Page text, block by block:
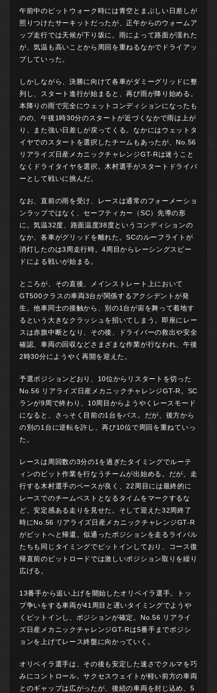
午前中のピットウォーク時には青空とまぶしい日差しが
照りつけたサーキットだったが、正午からのウォームア
ップ走行では天候が下り坂に。雨によって路面が濡れた
が、気温も高いことから周回を重ねるなかでドライアッ
プしていった。
しかしながら、決勝に向けて各車がダミーグリッドに整
列し、スタート進行が始まると、再び雨が降り始める。
本降りの雨で完全にウェットコンディションになったも
のの、午後1時30分のスタートが近づくなかで雨は上が
り、また強い日差しが戻ってくる。なかにはウェットタ
イヤでのスタートを選択したチームもあったが、No.56
リアライズ日産メカニックチャレンジGT-Rは迷うこと
なくドライタイヤを選択。木村選手がスタートドライバ
ーとして戦いに挑んだ。
なお、直前の雨を受け、レースは通常のフォーメーショ
ンラップではなく、セーフティカー（SC）先導の形
に。気温32度、路面温度38度というコンディションの
なか、各車がグリッドを離れた。SCのルーフライトが
消灯したのは3周走行時。4周目からレーシングスピー
ドによる戦いが始まる。
ところが、その直後、メインストレート上において
GT500クラスの車両3台が関係するアクシデントが発
生。他車同士の接触から、別の1台が宙を舞って着地す
るという大きなクラッシュを招いてしまう。即座にレー
スは赤旗中断となり、その後、ドライバーの救出や安全
確認、車両の回収などさまざまな作業が行なわれ、午後
2時30分にようやく再開を迎えた。
予選ポジションどおり、10位からリスタートを切った
No.56 リアライズ日産メカニックチャレンジGT-R。SC
ランが9周で終わり、10周目からようやくレースモード
になると、さっそく目前の1台をパス。だが、後方から
の別の1台に逆転を許し、再び10位で周回を重ねていっ
た。
レースは周回数の3分の1を過ぎたタイミングでルーテ
ィンのピット作業を行なうチームが出始める。だが、走
行する木村選手のペースが良く、22周目には最終的に
レースでのチームベストとなるタイムをマークするな
ど、安定感ある走りを見せた。そして迎えた32周終了
時にNo.56 リアライズ日産メカニックチャレンジGT-R
がピットへと帰還。似通ったポジションを走るライバル
たちも同じタイミングでピットインしており、コース復
帰直前のピットロードでは激しいポジション取りを繰り
広げる。
13番手から追い上げを開始したオリベイラ選手。トッ
プ争いをする車両が41周目と遅いタイミングでようや
くピットインし、ポジションが確定。No.56 リアライ
ズ日産メカニックチャレンジGT-Rは5番手までポジシ
ョンを上げてレース終盤に向かっていく。
オリベイラ選手は、その後も安定した速さでクルマを巧
みにコントロール。サクセスウェイトが軽い前方の車両
とのギャップは広がったが、後続の車両を封じ込め、5